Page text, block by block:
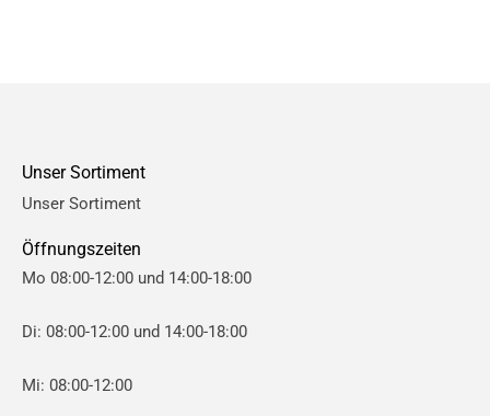
Unser Sortiment
Unser Sortiment
Öffnungszeiten
Mo 08:00-12:00 und 14:00-18:00
Di: 08:00-12:00 und 14:00-18:00
Mi: 08:00-12:00